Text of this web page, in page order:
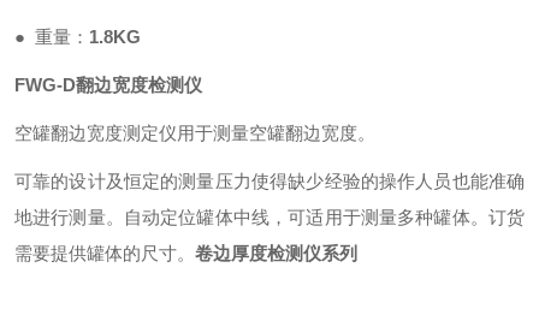
● 重量： 1.8KG
FWG-D翻边宽度检测仪
空罐翻边宽度测定仪用于测量空罐翻边宽度。
可靠的设计及恒定的测量压力使得缺少经验的操作人员也能准确
地进行测量。自动定位罐体中线，可适用于测量多种罐体。订货
需要提供罐体的尺寸。 卷边厚度检测仪系列